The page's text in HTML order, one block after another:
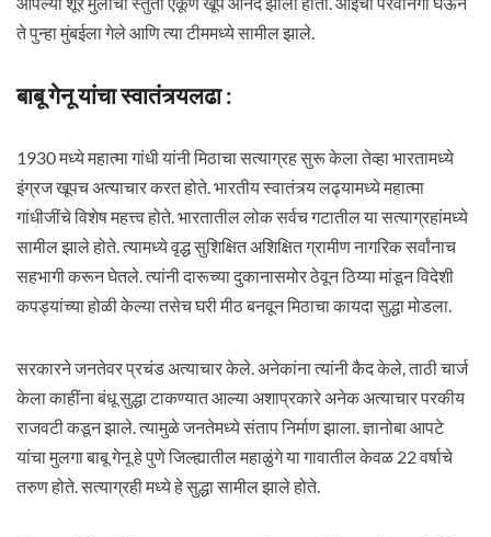
ते पुन्हा मुंबईला गेले आणि त्या टीममध्ये सामील झाले.
बाबू गेनू यांचा स्वातंत्र्यलढा :
1930 मध्ये महात्मा गांधी यांनी मिठाचा सत्याग्रह सुरू केला तेव्हा भारतामध्ये
इंग्रज खूपच अत्याचार करत होते. भारतीय स्वातंत्र्य लढ्यामध्ये महात्मा
गांधीजींचे विशेष महत्त्व होते. भारतातील लोक सर्वच गटातील या सत्याग्रहांमध्ये
सामील झाले होते. त्यामध्ये वृद्ध सुशिक्षित अशिक्षित ग्रामीण नागरिक सर्वांनाच
सहभागी करून घेतले. त्यांनी दारूच्या दुकानासमोर ठेवून ठिय्या मांडून विदेशी
कपड्यांच्या होळी केल्या तसेच घरी मीठ बनवून मिठाचा कायदा सुद्धा मोडला.
सरकारने जनतेवर प्रचंड अत्याचार केले. अनेकांना त्यांनी कैद केले, ताठी चार्ज
केला काहींना बंधू सुद्धा टाकण्यात आल्या अशाप्रकारे अनेक अत्याचार परकीय
राजवटी कडून झाले. त्यामुळे जनतेमध्ये संताप निर्माण झाला. ज्ञानोबा आपटे
यांचा मुलगा बाबू गेनू हे पुणे जिल्ह्यातील महाळुंगे या गावातील केवळ 22 वर्षाचे
तरुण होते. सत्याग्रही मध्ये हे सुद्धा सामील झाले होते.